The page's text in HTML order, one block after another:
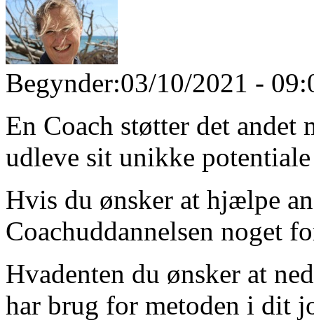
Begynder:03/10/2021 -
En Coach støtter det andet
udleve sit unikke
Hvis du ønsker at hjælpe
Coachuddannelsen noget
Hvadenten du ønsker at
har brug for metoden i dit